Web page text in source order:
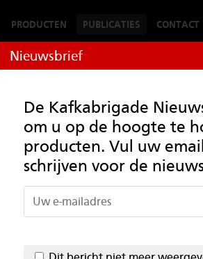
PRODUCTEN PUBLICATIES CONTACT
administratieve lasten verlagen
Nieuwsbrief
De Kafkabrigade
om u op de hoogte te
producten. Vul uw
schrijven voor de